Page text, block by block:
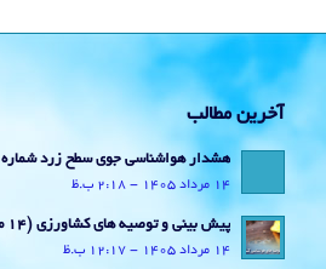
آخرین مطالب
هشدار هواشناسی جوی سطح زرد شماره 15 مورخ 14 مرداد 1405
14 مرداد 1405 - 2:18 ب.ظ
پیش بینی و توصیه های کشاورزی (14 مرداد ۱۴۰۵)
14 مرداد 1405 - 12:17 ب.ظ